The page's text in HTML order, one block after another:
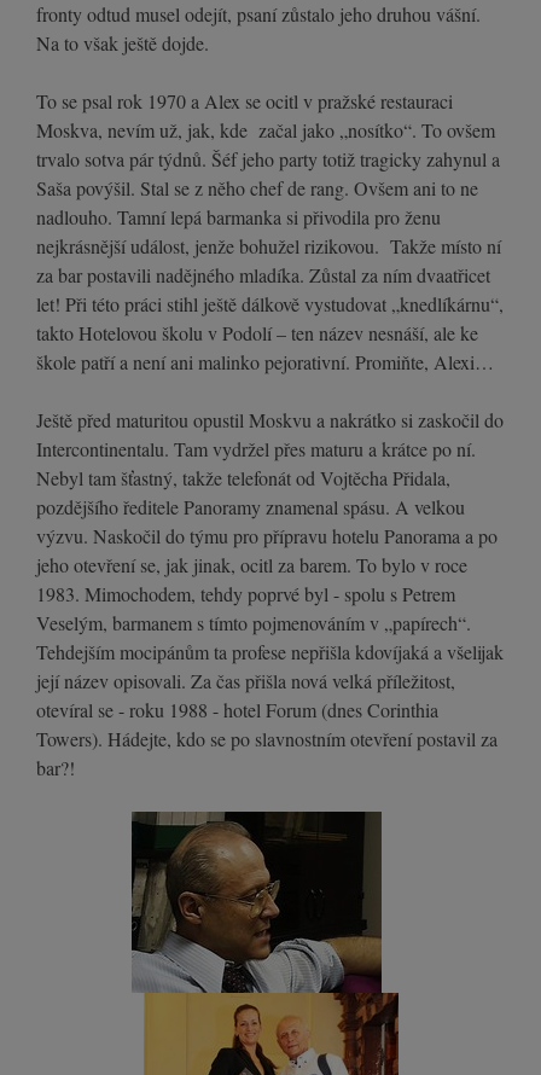
fronty odtud musel odejít, psaní zůstalo jeho druhou vášní.
Na to však ještě dojde.
To se psal rok 1970 a Alex se ocitl v pražské restauraci
Moskva, nevím už, jak, kde začal jako „nosítko“. To ovšem
trvalo sotva pár týdnů. Šéf jeho party totiž tragicky zahynul a
Saša povýšil. Stal se z něho chef de rang. Ovšem ani to ne
nadlouho. Tamní lepá barmanka si přivodila pro ženu
nejkrásnější událost, jenže bohužel rizikovou. Takže místo ní
za bar postavili nadějného mladíka. Zůstal za ním dvaatřicet
let! Při této práci stihl ještě dálkově vystudovat „knedlíkárnu“,
takto Hotelovou školu v Podolí – ten název nesnáší, ale ke
škole patří a není ani malinko pejorativní. Promiňte, Alexi…
Ještě před maturitou opustil Moskvu a nakrátko si zaskočil do
Intercontinentalu. Tam vydržel přes maturu a krátce po ní.
Nebyl tam šťastný, takže telefonát od Vojtěcha Přidala,
pozdějšího ředitele Panoramy znamenal spásu. A velkou
výzvu. Naskočil do týmu pro přípravu hotelu Panorama a po
jeho otevření se, jak jinak, ocitl za barem. To bylo v roce
1983. Mimochodem, tehdy poprvé byl - spolu s Petrem
Veselým, barmanem s tímto pojmenováním v „papírech“.
Tehdejším mocipánům ta profese nepřišla kdovíjaká a všelijak
její název opisovali. Za čas přišla nová velká příležitost,
otevíral se - roku 1988 - hotel Forum (dnes Corinthia
Towers). Hádejte, kdo se po slavnostním otevření postavil za
bar?!